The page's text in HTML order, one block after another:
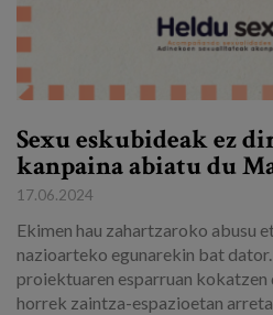
Sexu eskubideak ez
kanpaina abiatu du
17.06.2024
Ekimen hau zahartzaroko abusu
nazioarteko egunarekin bat
proiektuaren esparruan kokatzen
horrek zaintza-espazioetan